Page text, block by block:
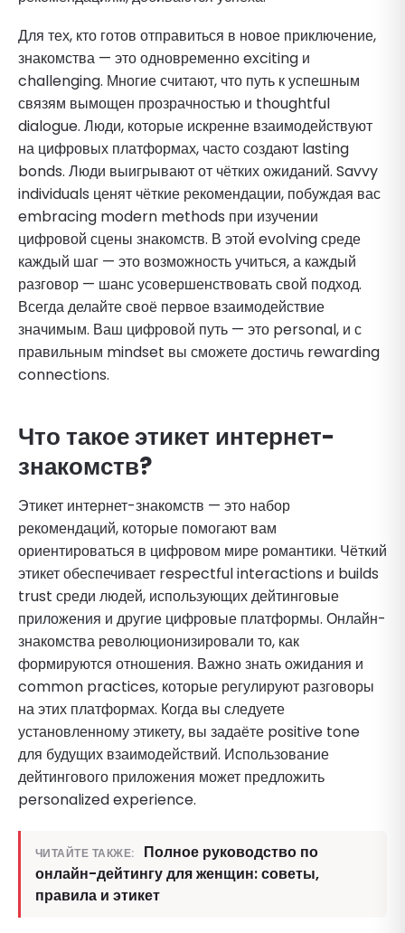
Для тех, кто готов отправиться в новое приключение,
знакомства — это одновременно exciting и
challenging. Многие считают, что путь к успешным
связям вымощен прозрачностью и thoughtful
dialogue. Люди, которые искренне взаимодействуют
на цифровых платформах, часто создают lasting
bonds. Люди выигрывают от чётких ожиданий. Savvy
individuals ценят чёткие рекомендации, побуждая вас
embracing modern methods при изучении
цифровой сцены знакомств. В этой evolving среде
каждый шаг — это возможность учиться, а каждый
разговор — шанс усовершенствовать свой подход.
Всегда делайте своё первое взаимодействие
значимым. Ваш цифровой путь — это personal, и с
правильным mindset вы сможете достичь rewarding
connections.
Что такое этикет интернет-
знакомств?
Этикет интернет-знакомств — это набор
рекомендаций, которые помогают вам
ориентироваться в цифровом мире романтики. Чёткий
этикет обеспечивает respectful interactions и builds
trust среди людей, использующих дейтинговые
приложения и другие цифровые платформы. Онлайн-
знакомства революционизировали то, как
формируются отношения. Важно знать ожидания и
common practices, которые регулируют разговоры
на этих платформах. Когда вы следуете
установленному этикету, вы задаёте positive tone
для будущих взаимодействий. Использование
дейтингового приложения может предложить
personalized experience.
ЧИТАЙТЕ ТАКЖЕ:
Полное руководство по
онлайн-дейтингу для женщин: советы,
правила и этикет